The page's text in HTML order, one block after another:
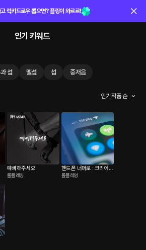
럭키드로우 뽑으면? 플링이 와르르!
인기 키워드
섭 멜섭 섭 중저음
인기 작품 순
예뻐해주세요
롤플레잉
핸드폰 너머로 : 크리에이
터 워니.ver
롤플레잉